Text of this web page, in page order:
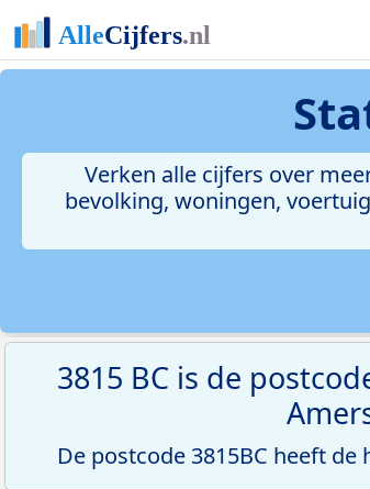
Verken alle cijfers over
bevolking, woningen,
3815 BC is de
De postcode 3815BC heeft